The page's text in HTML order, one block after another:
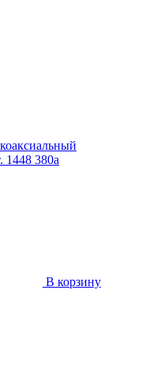
1448 380a
В корзину